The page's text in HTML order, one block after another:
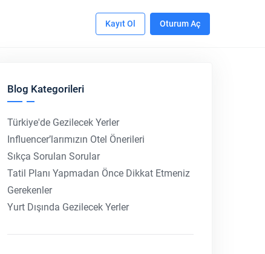
Kayıt Ol Oturum Aç
Blog Kategorileri
Türkiye'de Gezilecek Yerler
Influencer’larımızın Otel Önerileri
Sıkça Sorulan Sorular
Tatil Planı Yapmadan Önce Dikkat Etmeniz
Gerekenler
Yurt Dışında Gezilecek Yerler